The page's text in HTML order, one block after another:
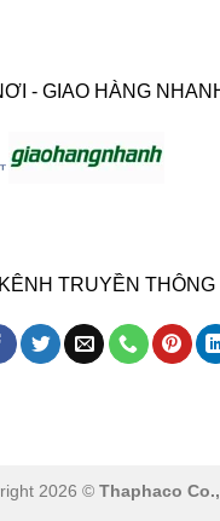
- GIAO HÀNG
KÊNH TRUYỀN THÔNG
2026 © Thaphaco